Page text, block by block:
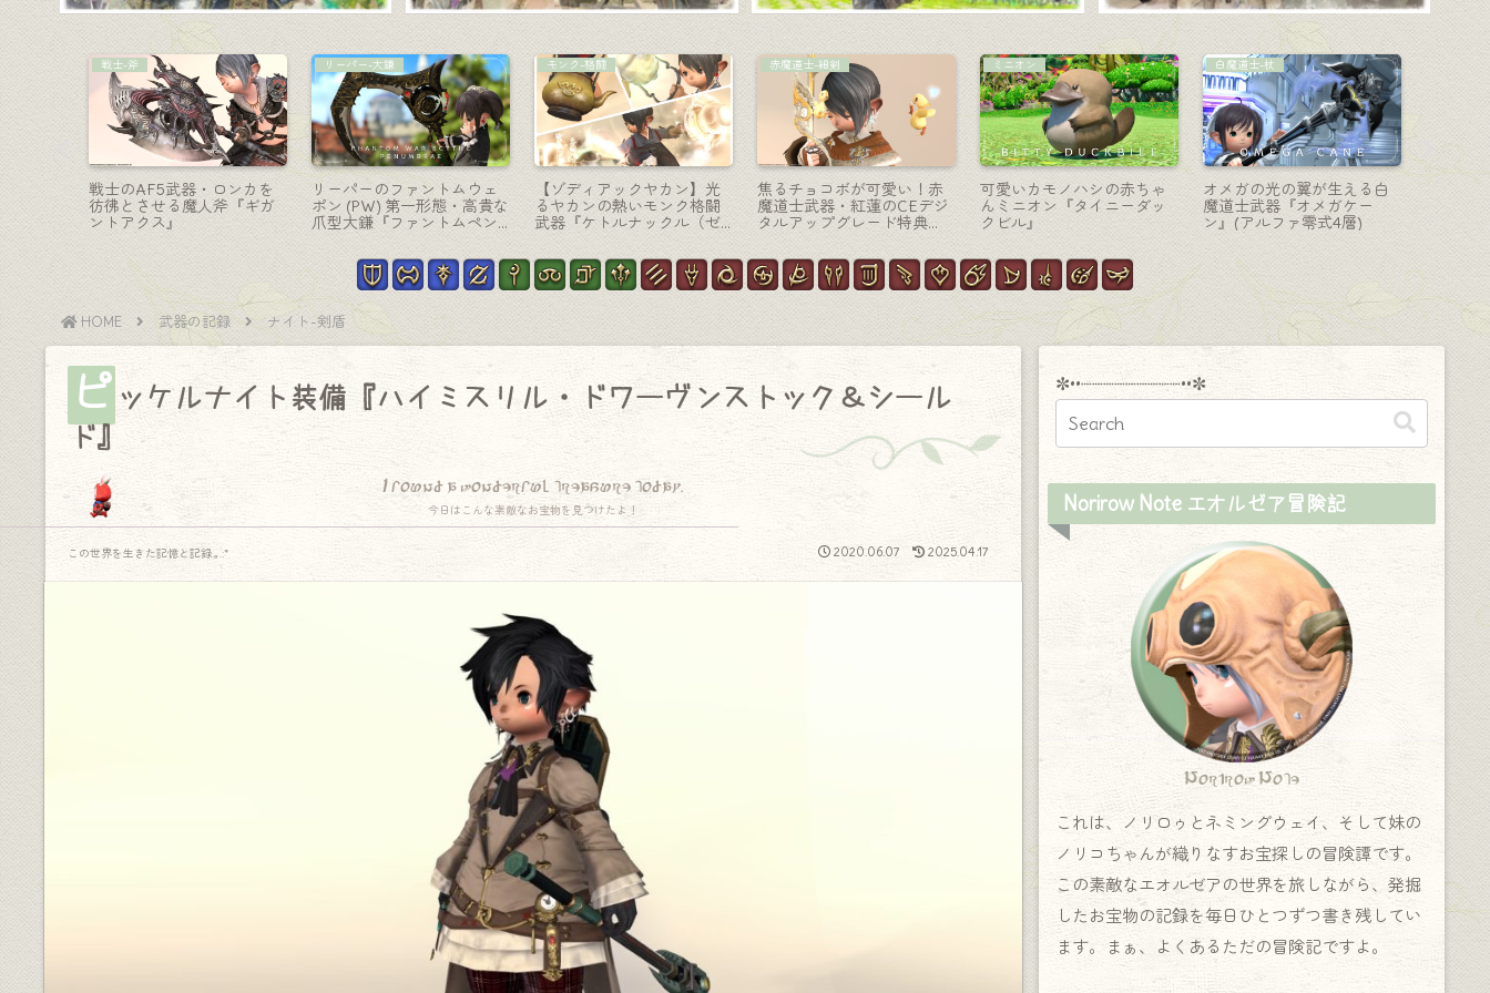
侍-刀
侍のMW最終形態・機械仕掛
けの電子刀『マンダヴィラ
ス・サムライブレード』
暗黒騎士-大剣
暗黒騎士のファントムウェ
ポン (PW) 第二形態・溶解し
た光る暗黒剣『ファントム
アンブラ・ディバイダー』
マウント
FF9最強の戦艦型変形ロボ
ット召喚獣のマウント『ア
ーク』(黄金のレガシーCE特
コーディネート
【ミラプリ】まるで孫悟空
な衣装と伸びる如意棒『イ
ースタン・コスチュームセ
ット』（ララフェル男子
Ver.）
戦士-斧
戦士のレジスタンスウェポ
ン（RW）第三形態（第四段
階）極厚斧『ジャッジオー
ダー・ラブリュス』
戦士-斧
愉快なトランプディーラー
のサボテンダー斧・ゴール
ドソーサーの戦士武器『セ
ニョール・ラブリュス』
コンパ
HOME 武器の記録 ナイト-剣盾
ピ ッケルナイト装備『ハイミスリル・ドワーヴンストック＆シール
ド』
I found a wonderful treasure today.
今日はこんな素敵なお宝物を見つけたよ！
2020.06.07 2025.04.17
この世界を生きた記憶と記録.｡.:*
✼••┈┈┈┈┈┈┈┈┈••✼
Norirow Note エオルゼア冒険記
Norirow Note
これは、ノリロゥとネミングウェイ、そして妹の
ノリコちゃんが織りなすお宝探しの冒険譚です。
この素敵なエオルゼアの世界を旅しながら、発掘
したお宝物の記録を毎日ひとつずつ書き残してい
ます。まぁ、よくあるただの冒険記ですよ。